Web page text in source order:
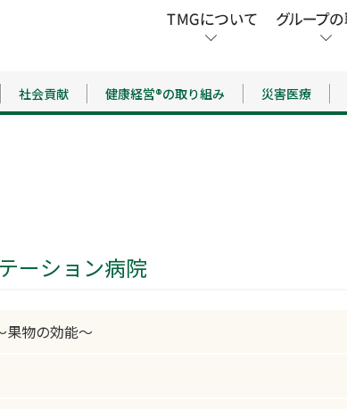
社会貢献 健康経営®の取り組み 災害医療
ーション病院
果物の効能～